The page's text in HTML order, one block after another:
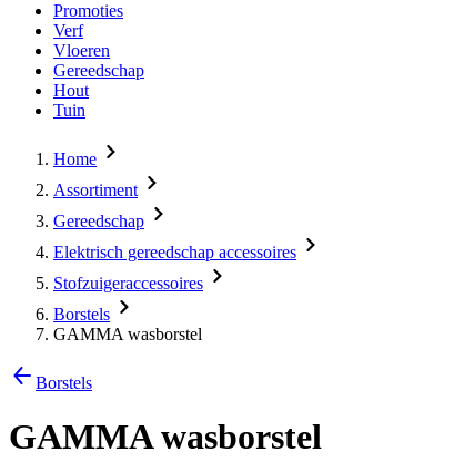
Promoties
Verf
Vloeren
Gereedschap
Hout
Tuin
Home
Assortiment
Gereedschap
Elektrisch gereedschap accessoires
Stofzuigeraccessoires
Borstels
GAMMA wasborstel
Borstels
GAMMA wasborstel